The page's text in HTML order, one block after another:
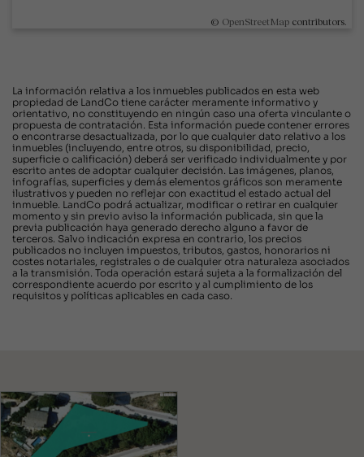
© OpenStreetMap contributors.
La información relativa a los inmuebles publicados en esta web
propiedad de LandCo tiene carácter meramente informativo y
orientativo, no constituyendo en ningún caso una oferta vinculante o
propuesta de contratación. Esta información puede contener errores
o encontrarse desactualizada, por lo que cualquier dato relativo a los
inmuebles (incluyendo, entre otros, su disponibilidad, precio,
superficie o calificación) deberá ser verificado individualmente y por
escrito antes de adoptar cualquier decisión. Las imágenes, planos,
infografías, superficies y demás elementos gráficos son meramente
ilustrativos y pueden no reflejar con exactitud el estado actual del
inmueble. LandCo podrá actualizar, modificar o retirar en cualquier
momento y sin previo aviso la información publicada, sin que la
previa publicación haya generado derecho alguno a favor de
terceros. Salvo indicación expresa en contrario, los precios
publicados no incluyen impuestos, tributos, gastos, honorarios ni
costes notariales, registrales o de cualquier otra naturaleza asociados
a la transmisión. Toda operación estará sujeta a la formalización del
correspondiente acuerdo por escrito y al cumplimiento de los
requisitos y políticas aplicables en cada caso.